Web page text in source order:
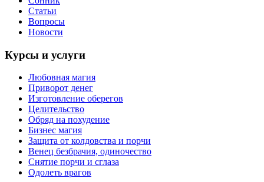
Статьи
Вопросы
Новости
Курсы и услуги
Любовная магия
Приворот денег
Изготовление оберегов
Целительство
Обряд на похудение
Бизнес магия
Защита от колдовства и порчи
Венец безбрачия, одиночество
Снятие порчи и сглаза
Одолеть врагов